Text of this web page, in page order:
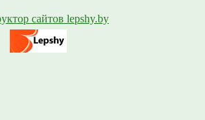
сайтов lepshy.by